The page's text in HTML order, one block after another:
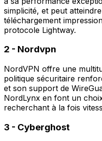
simplicité, et peut
téléchargement
protocole Lightway.
2 - Nordvpn
NordVPN offre une
politique sécuritaire
et son support de
NordLynx en font un
recherchant à la fois
3 - Cyberghost